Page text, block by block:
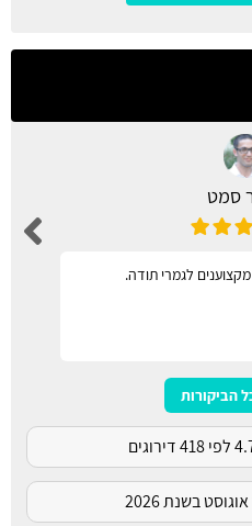
סמט
לגמרי תודה.
הביקורות
בשנת 2026